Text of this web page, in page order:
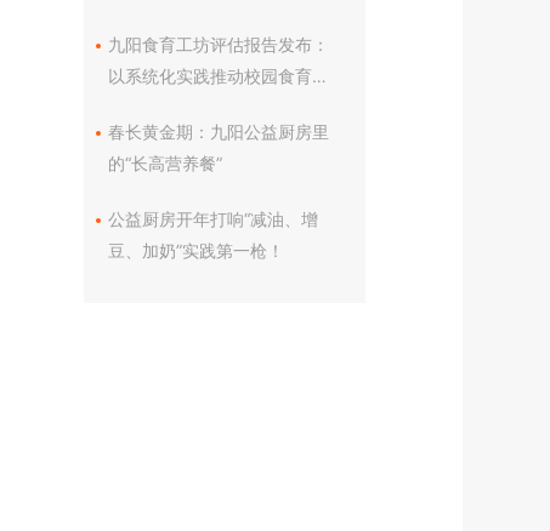
九阳食育工坊评估报告发布：
以系统化实践推动校园食育迈
春长黄金期：九阳公益厨房里
的“长高营养餐”
公益厨房开年打响“减油、增
豆、加奶”实践第一枪！